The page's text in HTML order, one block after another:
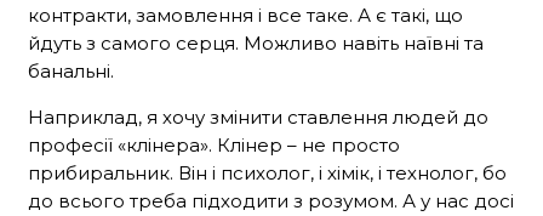
контракти, замовлення і все таке. А є такі, що
йдуть з самого серця. Можливо навіть наївні та
банальні.
Наприклад, я хочу змінити ставлення людей до
професії «клінера». Клінер – не просто
прибиральник. Він і психолог, і хімік, і технолог, бо
до всього треба підходити з розумом. А у нас досі